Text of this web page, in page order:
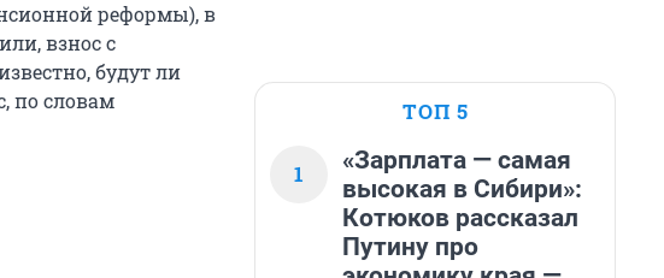
реформы), в
взнос с
будут ли
по словам
ТОП 5
1
«Зарплата — самая
высокая в Сибири»:
Котюков рассказал
Путину про